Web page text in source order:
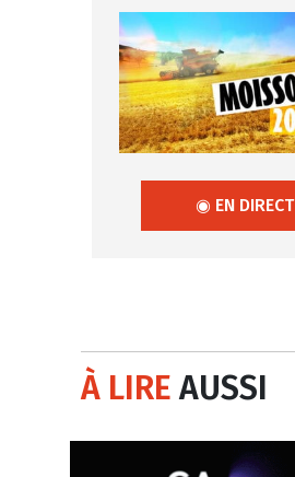
◉ EN DIRECT
À LIREAUSSI